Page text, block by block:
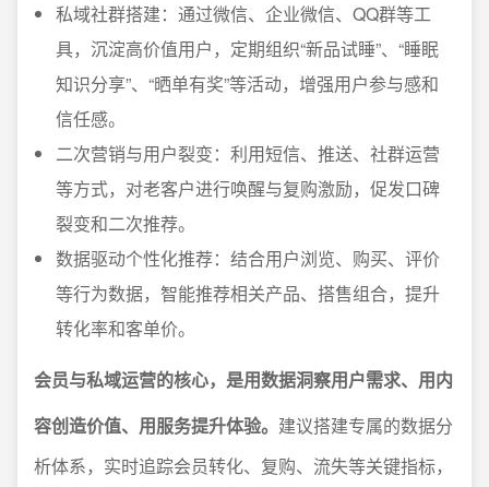
私域社群搭建：通过微信、企业微信、QQ群等工
具，沉淀高价值用户，定期组织“新品试睡”、“睡眠
知识分享”、“晒单有奖”等活动，增强用户参与感和
信任感。
二次营销与用户裂变：利用短信、推送、社群运营
等方式，对老客户进行唤醒与复购激励，促发口碑
裂变和二次推荐。
数据驱动个性化推荐：结合用户浏览、购买、评价
等行为数据，智能推荐相关产品、搭售组合，提升
转化率和客单价。
会员与私域运营的核心，是用数据洞察用户需求、用内
容创造价值、用服务提升体验。 建议搭建专属的数据分
析体系，实时追踪会员转化、复购、流失等关键指标，